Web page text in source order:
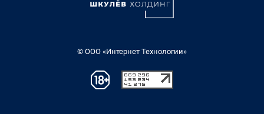
© ООО «Интернет Технологии»